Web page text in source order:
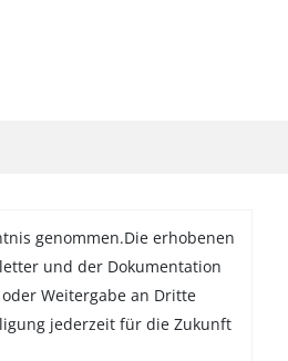
genommen.Die erhobenen
und der Dokumentation
Weitergabe an Dritte
jederzeit für die Zukunft